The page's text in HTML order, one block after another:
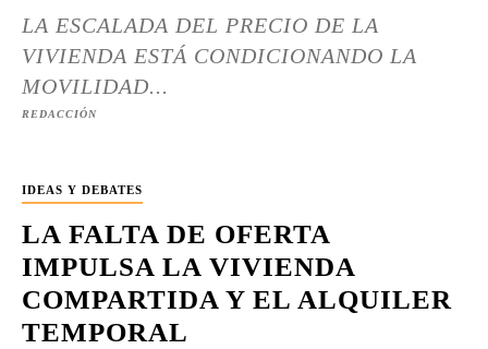
LA ESCALADA DEL PRECIO DE LA
VIVIENDA ESTÁ CONDICIONANDO LA
MOVILIDAD...
REDACCIÓN
IDEAS Y DEBATES
LA FALTA DE OFERTA
IMPULSA LA VIVIENDA
COMPARTIDA Y EL ALQUILER
TEMPORAL